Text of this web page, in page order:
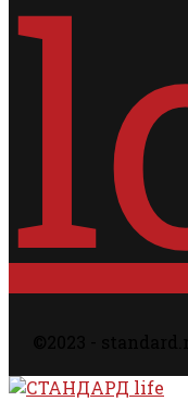
Facebook
Instagram
Email
Rss